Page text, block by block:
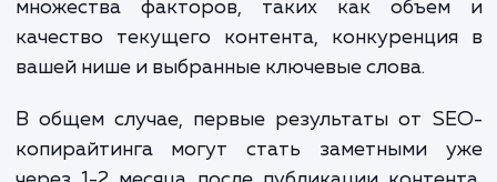
статей для блогов, создание описаний
многое другое.
индивидуального предложения, свяжитесь с нами.
ЗАКАЗАТЬ УСЛУГИ